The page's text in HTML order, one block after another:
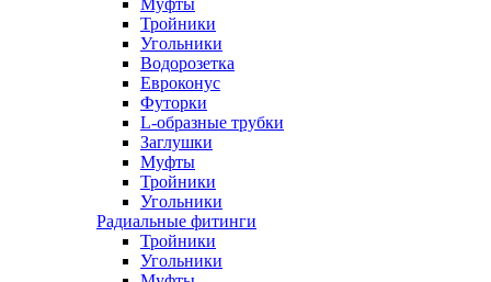
Муфты
Тройники
Угольники
Водорозетка
Евроконус
Футорки
L-образные трубки
Заглушки
Муфты
Тройники
Угольники
Радиальные фитинги
Тройники
Угольники